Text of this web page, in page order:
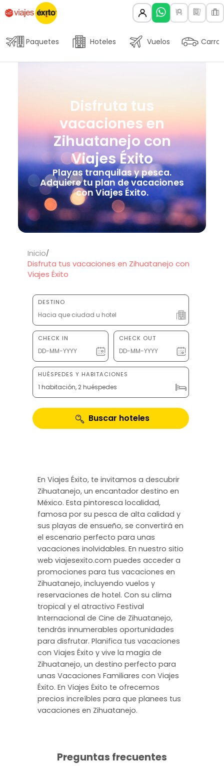
Paquetes Hoteles Vuelos Carros
Disfruta tus
vacaciones en
Zihuatanejo con
Viajes Éxito
Playas tranquilas y pesca.
Adquiere tu plan de vacaciones
con Viajes Éxito.
Inicio
Disfruta tus vacaciones en Zihuatanejo con
Viajes Éxito
DESTINO
CHECK IN CHECK OUT
HUÉSPEDES Y HABITACIONES
1 habitación, 2 huéspedes
Buscar hoteles
En Viajes Éxito, te invitamos a descubrir
Zihuatanejo, un encantador destino en
México. Esta pintoresca localidad,
famosa por su pesca de alta calidad y
sus playas de ensueño, se convertirá en
el escenario perfecto para unas
vacaciones inolvidables. En nuestro sitio
web viajesexito.com puedes acceder a
promociones para tus vacaciones en
Zihuatanejo, incluyendo vuelos y
reservaciones de hotel. Con su clima
tropical y el atractivo Festival
Internacional de Cine de Zihuatanejo,
tendrás innumerables oportunidades
para disfrutar. Planifica tus vacaciones
con Viajes Éxito y vive la magia de
Zihuatanejo, un destino perfecto para
unas Vacaciones Familiares con Viajes
Éxito. En Viajes Ėxito te ofrecemos
precios increíbles para que planees tus
vacaciones en Zihuatanejo.
Preguntas frecuentes